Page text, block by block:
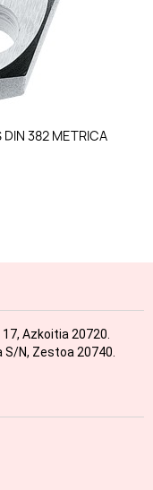
DIN 382 METRICA
Azkoitia 20720.
N, Zestoa 20740.